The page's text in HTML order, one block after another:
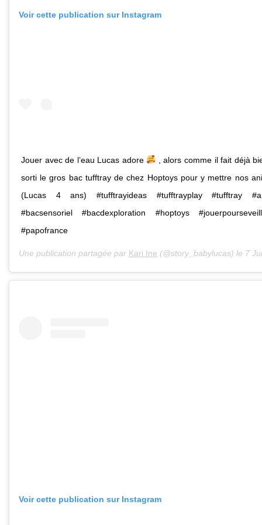
Voir cette publication sur Instagram
Jouer avec de l’eau Lucas adore
, alors comme il fait déjà
sorti le gros bac tufftray de chez Hoptoys pour y mettre nos
(Lucas 4 ans) #tufftrayideas #tufftrayplay #tufftray
#bacsensoriel #bacdexploration #hoptoys
#papofrance
Une publication partagée par Kari Ine (@story_babylucas) le 7 Juin
Voir cette publication sur Instagram